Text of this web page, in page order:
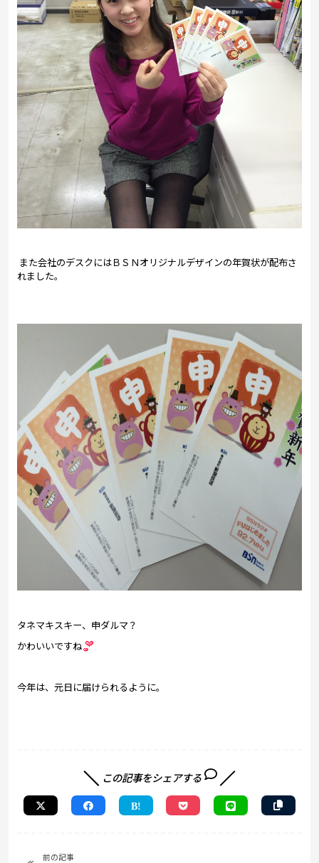
また会社のデスクにはＢＳＮオリジナルデザインの年賀状が配布さ
れました。
タネマキスキー、申ダルマ？
かわいいですね
今年は、元日に届けられるように。
この記事をシェアする
前の記事